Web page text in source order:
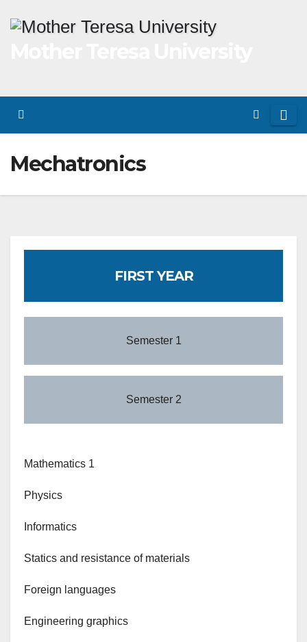
Mechatronics
FIRST YEAR
Semester 1
Semester 2
Mathematics 1
Physics
Informatics
Statics and resistance of materials
Foreign languages
Engineering graphics